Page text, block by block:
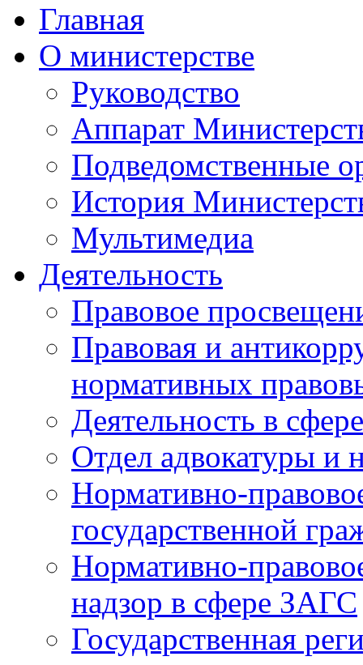
Главная
О министерстве
Руководство
Аппарат
Подведомственные
История
Мультимедиа
Деятельность
Правовое
Правовая и
нормативных
Деятельность в
Отдел адвокатуры и
Нормативно-
государственной
Нормативно-
надзор в сфере ЗАГС
Государственная